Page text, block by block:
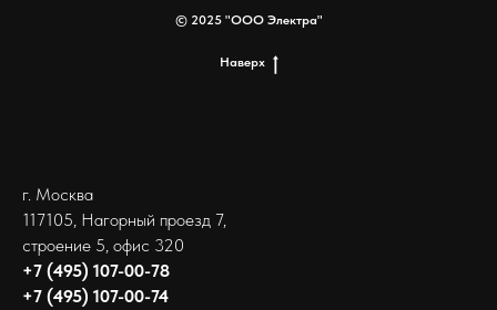
© 2025 "ООО Электра"
Наверх
г. Москва
117105, Нагорный проезд 7,
строение 5, офис 320
+7 (495) 107-00-78
+7 (495) 107-00-74